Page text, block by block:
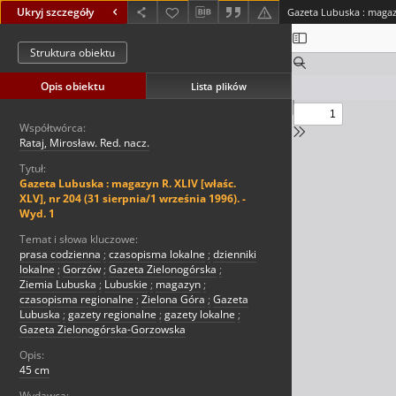
Ukryj szczegóły
Struktura obiektu
Opis obiektu Lista plików
Współtwórca:
Rataj, Mirosław. Red. nacz.
Tytuł:
Gazeta Lubuska : magazyn R. XLIV [właśc.
XLV], nr 204 (31 sierpnia/1 września 1996). -
Wyd. 1
Temat i słowa kluczowe:
prasa codzienna ; czasopisma lokalne ; dzienniki
lokalne ; Gorzów ; Gazeta Zielonogórska ;
Ziemia Lubuska ; Lubuskie ; magazyn ;
czasopisma regionalne ; Zielona Góra ; Gazeta
Lubuska ; gazety regionalne ; gazety lokalne ;
Gazeta Zielonogórska-Gorzowska
Opis:
45 cm